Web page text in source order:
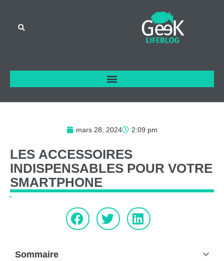
mars 28, 2024 2:09 pm
LES ACCESSOIRES
INDISPENSABLES POUR VOTRE
SMARTPHONE
Sommaire